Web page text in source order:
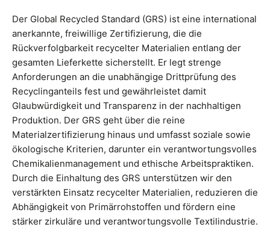
Der Global Recycled Standard (GRS) ist eine international
anerkannte, freiwillige Zertifizierung, die die
Rückverfolgbarkeit recycelter Materialien entlang der
gesamten Lieferkette sicherstellt. Er legt strenge
Anforderungen an die unabhängige Drittprüfung des
Recyclinganteils fest und gewährleistet damit
Glaubwürdigkeit und Transparenz in der nachhaltigen
Produktion. Der GRS geht über die reine
Materialzertifizierung hinaus und umfasst soziale sowie
ökologische Kriterien, darunter ein verantwortungsvolles
Chemikalienmanagement und ethische Arbeitspraktiken.
Durch die Einhaltung des GRS unterstützen wir den
verstärkten Einsatz recycelter Materialien, reduzieren die
Abhängigkeit von Primärrohstoffen und fördern eine
stärker zirkuläre und verantwortungsvolle Textilindustrie.